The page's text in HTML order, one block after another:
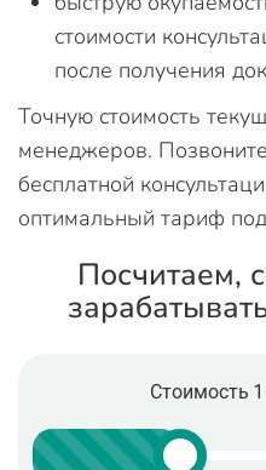
стоимости
после получения
Точную стоимость
менеджеров.
бесплатной
оптимальный тариф
Посчитаем,
Стоимость